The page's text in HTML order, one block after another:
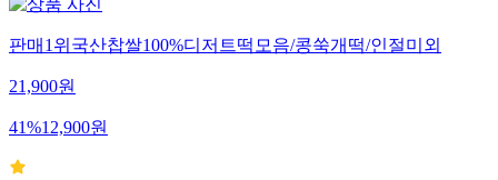
판매1위국산찹쌀100%디저트떡모음/콩쑥개떡/인절미외
21,900원
41%12,900원